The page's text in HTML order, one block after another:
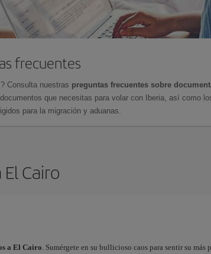
frecuentes
Consulta nuestras preguntas frecuentes sobre
que necesitas para volar con Iberia, así como
para la migración y aduanas.
Cairo
a El Cairo. Sumérgete en su bullicioso caos para sentir su más